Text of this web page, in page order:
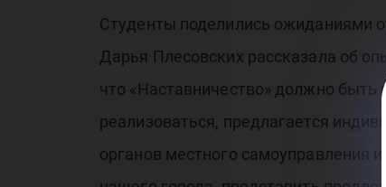
Студенты поделились ожиданиями
Дарья Плесовских рассказала об
что «Наставничество» должно
реализоваться, предлагается
органов местного самоуправления